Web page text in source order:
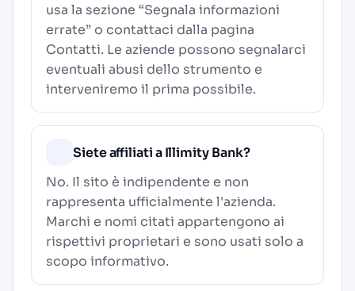
usa la sezione “Segnala informazioni
errate” o contattaci dalla pagina
Contatti. Le aziende possono segnalarci
eventuali abusi dello strumento e
interveniremo il prima possibile.
Siete affiliati a Illimity Bank?
No. Il sito è indipendente e non
rappresenta ufficialmente l'azienda.
Marchi e nomi citati appartengono ai
rispettivi proprietari e sono usati solo a
scopo informativo.